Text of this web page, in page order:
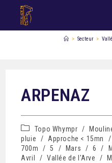
> Secteur >
ARPENAZ
Topo Whympr /
pluie
/ Approche < 15mn /
700m
/ 5 / Mars / 6 /
Avril
/ Vallée de l'Arve /